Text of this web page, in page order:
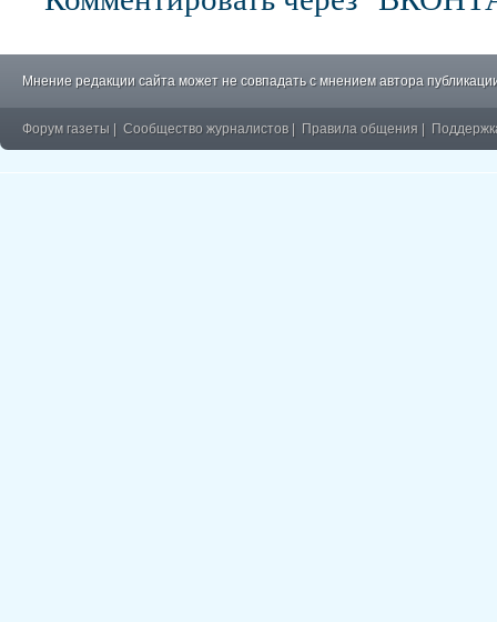
Мнение редакции сайта может не совпадать с мнением автора
Форум газеты Сообщество журналистов Правила общения
�